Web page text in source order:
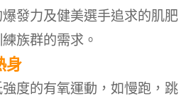
發力及健美選手追求的肌肥
族群的需求。
身
度的有氧運動，如慢跑，跳